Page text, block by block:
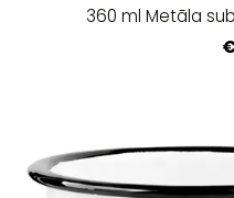
360 ml Metāla